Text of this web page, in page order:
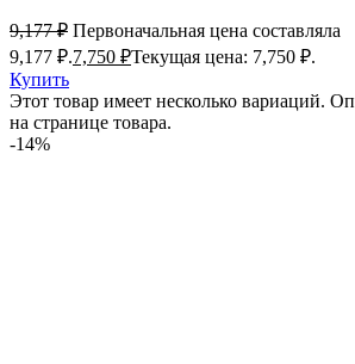
9,177₽ Первоначальная цена составляла
9,177 ₽.7,750 ₽Текущая цена: 7,750 ₽.
Купить
Этот товар имеет несколько вариаций.
на странице товара.
-14%